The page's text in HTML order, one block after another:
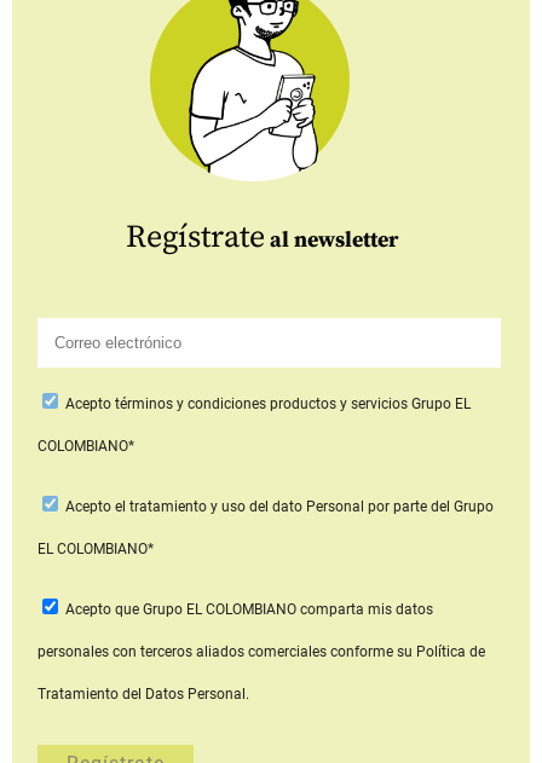
Regístrate al newsletter
Aceptotérminos y condiciones productos y serviciosGrupo EL
COLOMBIANO*
Acepto el tratamiento y uso del dato Personal por parte del Grupo
EL COLOMBIANO*
Acepto que Grupo EL COLOMBIANOcomparta mis datos
personales con terceros aliados comerciales conforme su Política de
Tratamiento del Datos Personal.